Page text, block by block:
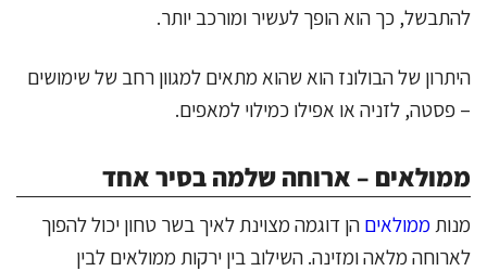
להתבשל, כך הוא הופך לעשיר ומורכב יותר.
היתרון של הבולונז הוא שהוא מתאים למגוון רחב של שימושים
– פסטה, לזניה או אפילו כמילוי למאפים.
ממולאים – ארוחה שלמה בסיר אחד
מנות ממולאים הן דוגמה מצוינת לאיך בשר טחון יכול להפוך
לארוחה מלאה ומזינה. השילוב בין ירקות ממולאים לבין